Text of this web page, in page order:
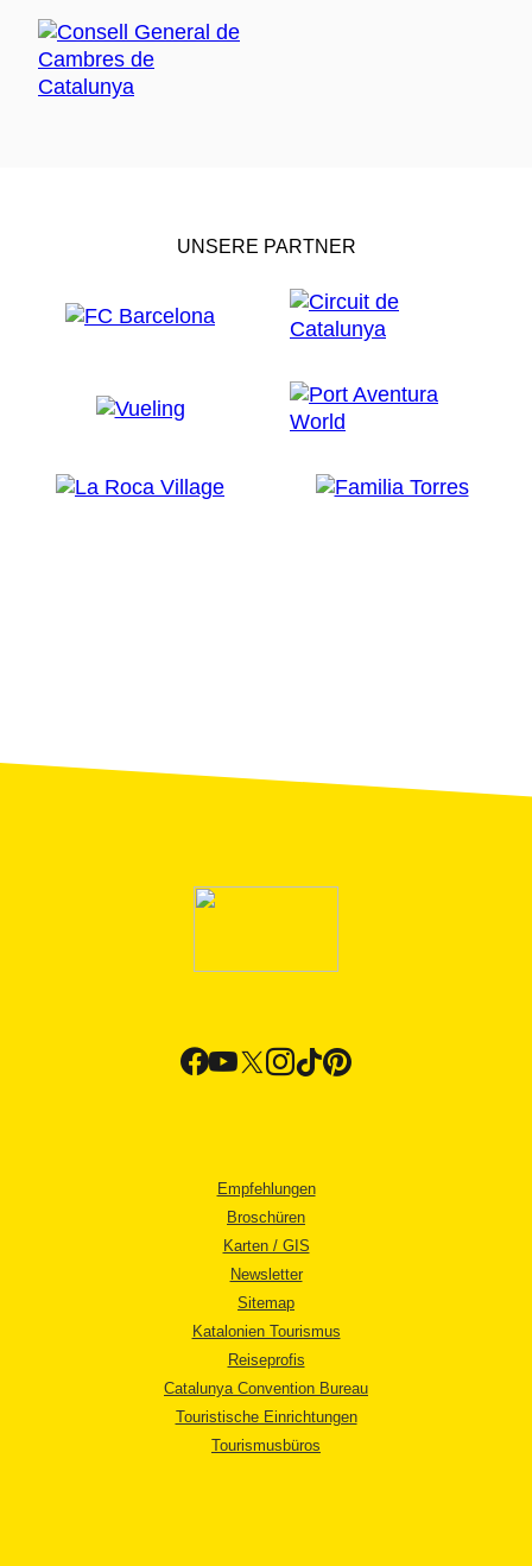
UNSERE PARTNER
Empfehlungen
Broschüren
Karten / GIS
Newsletter
Sitemap
Katalonien Tourismus
Reiseprofis
Catalunya Convention Bureau
Touristische Einrichtungen
Tourismusbüros